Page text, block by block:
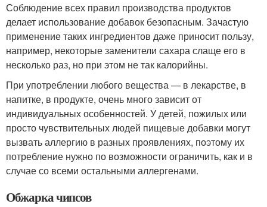
Соблюдение всех правил производства продуктов
делает использование добавок безопасным. Зачастую
применение таких ингредиентов даже приносит пользу,
например, некоторые заменители сахара слаще его в
несколько раз, но при этом не так калорийны.
При употреблении любого вещества — в лекарстве, в
напитке, в продукте, очень много зависит от
индивидуальных особенностей. У детей, пожилых или
просто чувствительных людей пищевые добавки могут
вызвать аллергию в разных проявлениях, поэтому их
потребление нужно по возможности ограничить, как и в
случае со всеми остальными аллергенами.
Обжарка чипсов